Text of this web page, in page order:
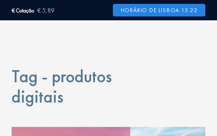
€ Cotação € 5,89 HORÁRIO DE LISBOA 15:22
Tag - produtos
digitais